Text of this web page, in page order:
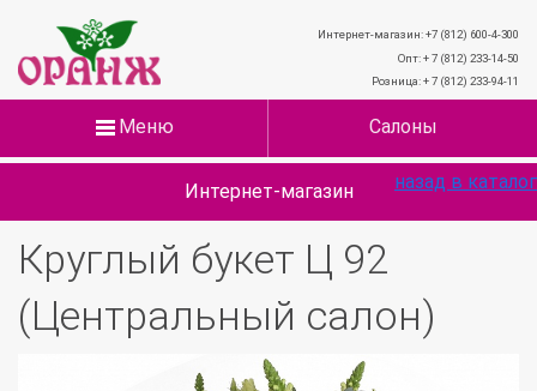
Интернет-магазин: +7 (812) 600-4-300
Опт: + 7 (812) 233-14-50
Розница: + 7 (812) 233-94-11
Меню Салоны
Интернет-магазин
Круглый букет Ц 92
(Центральный салон)
назад в каталог